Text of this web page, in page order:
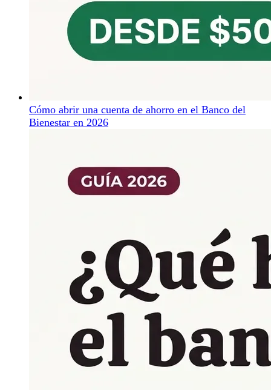
Cómo abrir una cuenta de ahorro en el Banco del
Bienestar en 2026